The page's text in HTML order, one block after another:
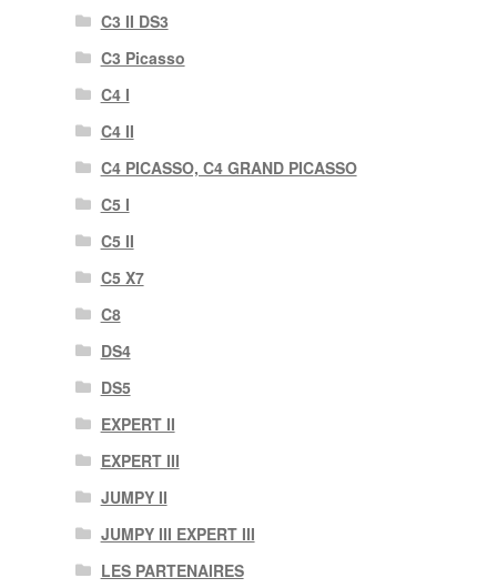
C3 II DS3
C3 Picasso
C4 I
C4 II
C4 PICASSO, C4 GRAND PICASSO
C5 I
C5 II
C5 X7
C8
DS4
DS5
EXPERT II
EXPERT III
JUMPY II
JUMPY III EXPERT III
LES PARTENAIRES